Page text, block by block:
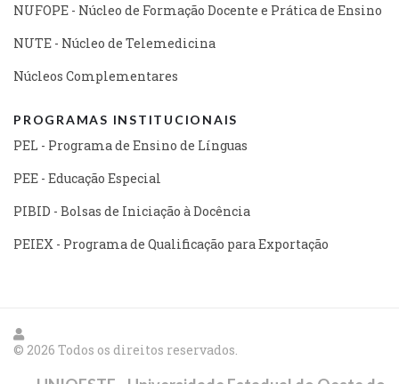
NUFOPE - Núcleo de Formação Docente e Prática de Ensino
NUTE - Núcleo de Telemedicina
Núcleos Complementares
PROGRAMAS INSTITUCIONAIS
PEL - Programa de Ensino de Línguas
PEE - Educação Especial
PIBID - Bolsas de Iniciação à Docência
PEIEX - Programa de Qualificação para Exportação
© 2026 Todos os direitos reservados.